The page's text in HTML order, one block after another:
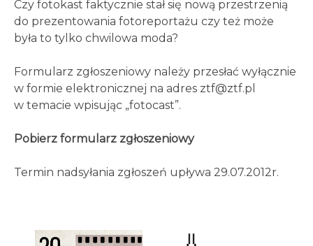
Czy fotokast faktycznie stał się nową przestrzenią
do prezentowania fotoreportażu czy też może
była to tylko chwilowa moda?
Formularz zgłoszeniowy należy przesłać wyłącznie
w formie elektronicznej na adres ztf@ztf.pl
w temacie wpisując „fotocast”.
Pobierz formularz zgłoszeniowy
Termin nadsyłania zgłoszeń upływa 29.07.2012r.